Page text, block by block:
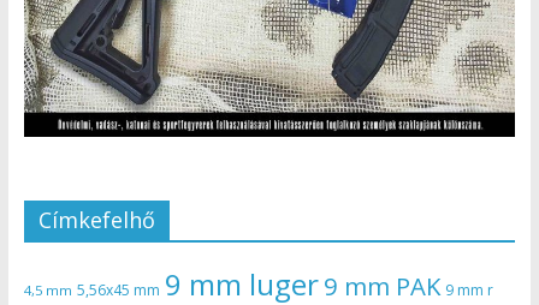
Címkefelhő
4,5 mm 5,56x45 mm 9 mm luger9 mm PAK 9 mm r